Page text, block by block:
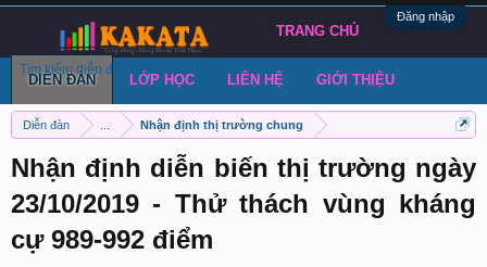
Đăng nhập
Diễn đàn Nhận định thị trường chung
Nhận định diễn biến thị trường ngày
23/10/2019 - Thử thách vùng kháng
cự 989-992 điểm
TRANG CHỦ
DIỄN ĐÀN
Tìm kiếm diễn đàn Bài viết gần đây Đăng chủ đề
LỚP HỌC LIÊN HỆ GIỚI THIỆU